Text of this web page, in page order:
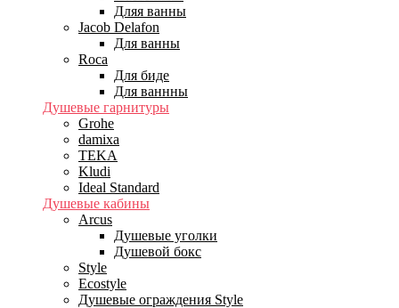
Дляя ванны
Jacob Delafon
Для ванны
Roca
Для биде
Для ваннны
Душевые гарнитуры
Grohe
damixa
TEKA
Kludi
Ideal Standard
Душевые кабины
Arcus
Душевые уголки
Душевой бокс
Style
Ecostyle
Душевые ограждения Style